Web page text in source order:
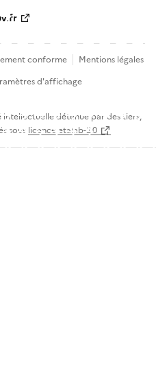
conforme
Mentions légales
d'affichage
détenue par des tiers,
sous licence etalab-2.0